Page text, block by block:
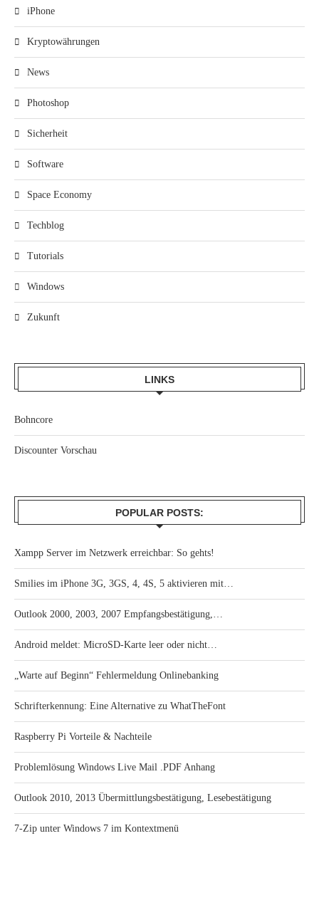
iPhone
Kryptowährungen
News
Photoshop
Sicherheit
Software
Space Economy
Techblog
Tutorials
Windows
Zukunft
LINKS
Bohncore
Discounter Vorschau
POPULAR POSTS:
Xampp Server im Netzwerk erreichbar: So gehts!
Smilies im iPhone 3G, 3GS, 4, 4S, 5 aktivieren mit…
Outlook 2000, 2003, 2007 Empfangsbestätigung,…
Android meldet: MicroSD-Karte leer oder nicht…
„Warte auf Beginn“ Fehlermeldung Onlinebanking
Schrifterkennung: Eine Alternative zu WhatTheFont
Raspberry Pi Vorteile & Nachteile
Problemlösung Windows Live Mail .PDF Anhang
Outlook 2010, 2013 Übermittlungsbestätigung, Lesebestätigung
7-Zip unter Windows 7 im Kontextmenü